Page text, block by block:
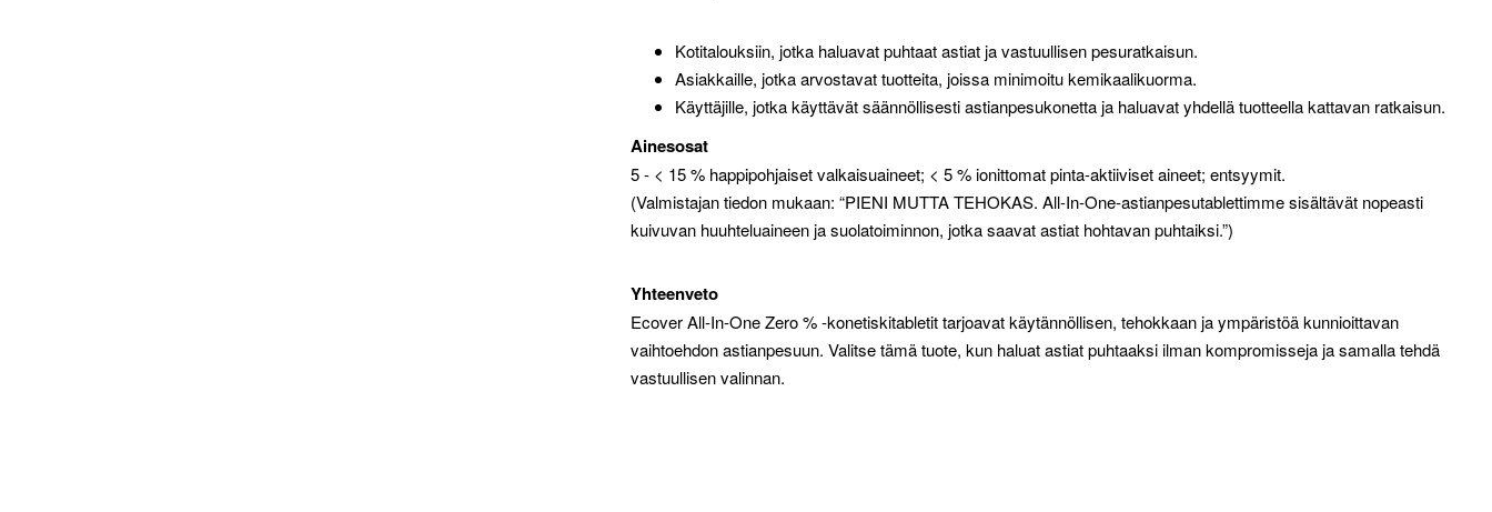
Kotitalouksiin, jotka haluavat puhtaat astiat ja vastuullisen pesuratkaisun.
Asiakkaille, jotka arvostavat tuotteita, joissa minimoitu kemikaalikuorma.
Käyttäjille, jotka käyttävät säännöllisesti astianpesukonetta ja haluavat yhdellä tuotteella kattavan ratkaisun.
Ainesosat
5 - < 15 % happipohjaiset valkaisuaineet; < 5 % ionittomat pinta-aktiiviset aineet; entsyymit.
(Valmistajan tiedon mukaan: “PIENI MUTTA TEHOKAS. All-In-One-astianpesutablettimme sisältävät nopeasti
kuivuvan huuhteluaineen ja suolatoiminnon, jotka saavat astiat hohtavan puhtaiksi.”)
Yhteenveto
Ecover All-In-One Zero % -konetiskitabletit tarjoavat käytännöllisen, tehokkaan ja ympäristöä kunnioittavan
vaihtoehdon astianpesuun. Valitse tämä tuote, kun haluat astiat puhtaaksi ilman kompromisseja ja samalla tehdä
vastuullisen valinnan.